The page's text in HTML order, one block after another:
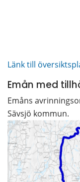
Länk till
Emån med
Emåns
Sävsjö kommun.